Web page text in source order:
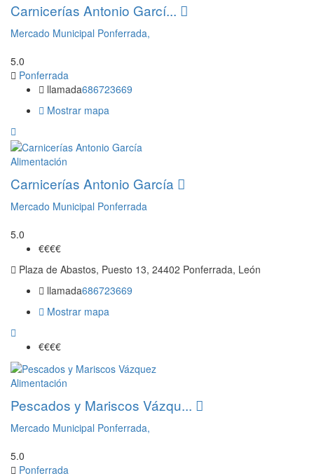
Carnicerías Antonio Garcí...
Mercado Municipal Ponferrada,
5.0
Ponferrada
llamada686723669
Mostrar mapa
Alimentación
Carnicerías Antonio García
Mercado Municipal Ponferrada
5.0
€€€€
Plaza de Abastos, Puesto 13, 24402 Ponferrada, León
llamada686723669
Mostrar mapa
€€€€
Alimentación
Pescados y Mariscos Vázqu...
Mercado Municipal Ponferrada,
5.0
Ponferrada